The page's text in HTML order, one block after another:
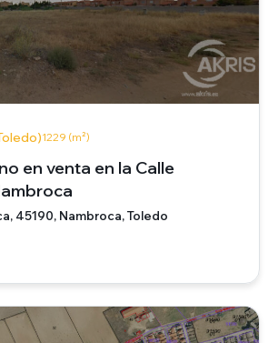
1229 (m²)
en venta en la Calle
45190, Nambroca, Toledo